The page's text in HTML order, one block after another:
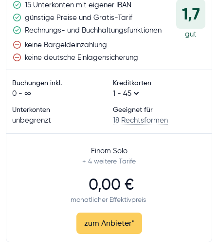
15 Unterkonten mit eigener IBAN
günstige Preise und Gratis-Tarif
Rechnungs- und Buchhaltungsfunktionen
keine Bargeldeinzahlung
keine deutsche Einlagensicherung
1,7
gut
Buchungen inkl.
0 - ∞
Kreditkarten
1 - 45
Unterkonten
unbegrenzt
Geeignet für
18 Rechtsformen
Finom Solo
+ 4 weitere Tarife
0,00 €
monatlicher Effektivpreis
zum Anbieter*